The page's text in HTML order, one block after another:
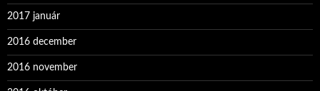
2017 január
2016 december
2016 november